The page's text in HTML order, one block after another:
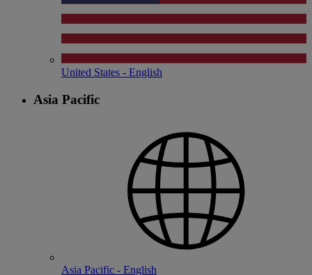
United States - English
Asia Pacific
Asia Pacific - English